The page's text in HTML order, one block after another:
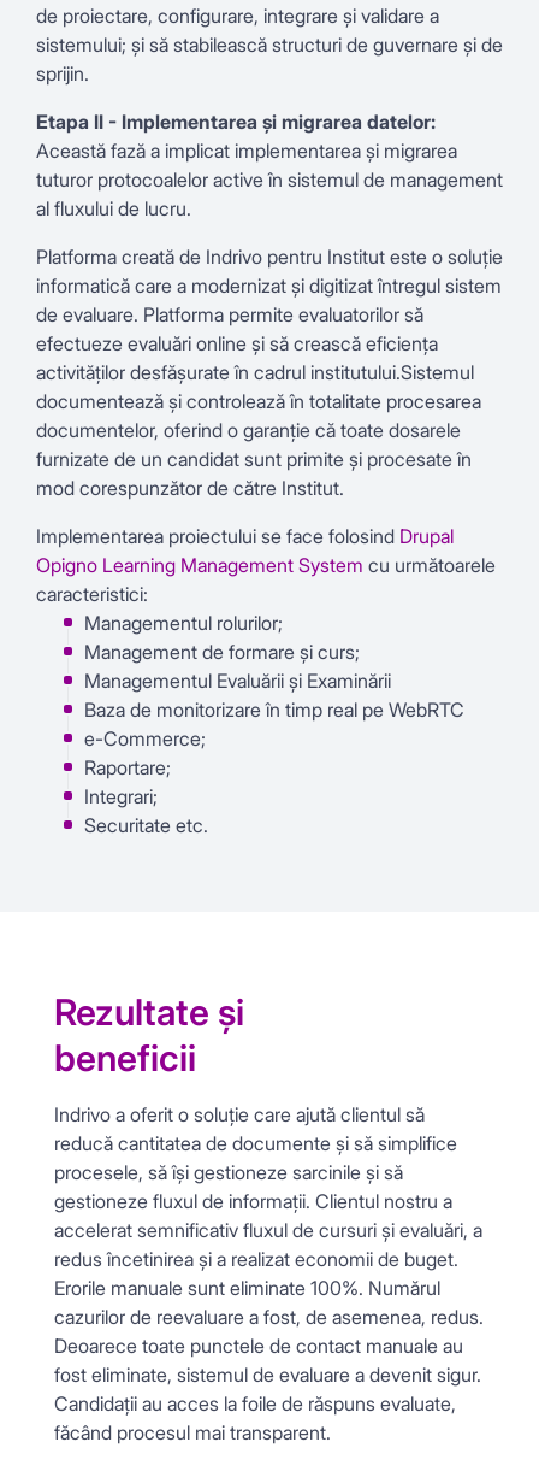
de proiectare, configurare, integrare și validare a
sistemului; și să stabilească structuri de guvernare și de
sprijin.
Etapa II - Implementarea și migrarea datelor:
Această fază a implicat implementarea și migrarea
tuturor protocoalelor active în sistemul de management
al fluxului de lucru.
Platforma creată de Indrivo pentru Institut este o soluție
informatică care a modernizat și digitizat întregul sistem
de evaluare. Platforma permite evaluatorilor să
efectueze evaluări online și să crească eficiența
activităților desfășurate în cadrul institutului.Sistemul
documentează și controlează în totalitate procesarea
documentelor, oferind o garanție că toate dosarele
furnizate de un candidat sunt primite și procesate în
mod corespunzător de către Institut.
Implementarea proiectului se face folosind Drupal
Opigno Learning Management System cu următoarele
caracteristici:
Managementul rolurilor;
Management de formare și curs;
Managementul Evaluării și Examinării
Baza de monitorizare în timp real pe WebRTC
e-Commerce;
Raportare;
Integrari;
Securitate etc.
Rezultate și
beneficii
Indrivo a oferit o soluție care ajută clientul să
reducă cantitatea de documente și să simplifice
procesele, să își gestioneze sarcinile și să
gestioneze fluxul de informații. Clientul nostru a
accelerat semnificativ fluxul de cursuri și evaluări, a
redus încetinirea și a realizat economii de buget.
Erorile manuale sunt eliminate 100%. Numărul
cazurilor de reevaluare a fost, de asemenea, redus.
Deoarece toate punctele de contact manuale au
fost eliminate, sistemul de evaluare a devenit sigur.
Candidații au acces la foile de răspuns evaluate,
făcând procesul mai transparent.